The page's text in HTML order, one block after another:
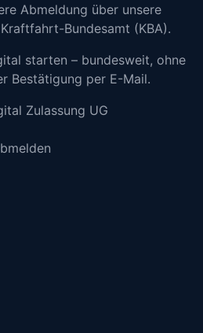
Abmeldung über unsere
Bundesamt (KBA).
starten – bundesweit, ohne
Bestätigung per E-Mail.
Zulassung UG